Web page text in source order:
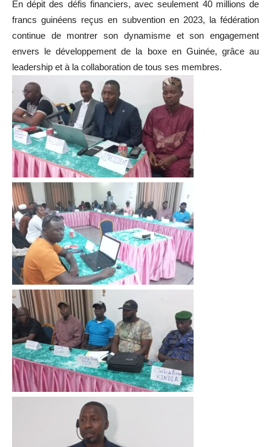
En dépit des défis financiers, avec seulement 40 millions de
francs guinéens reçus en subvention en 2023, la fédération
continue de montrer son dynamisme et son engagement
envers le développement de la boxe en Guinée, grâce au
leadership et à la collaboration de tous ses membres.